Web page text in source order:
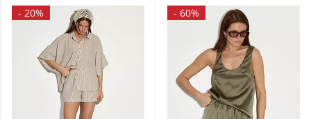
- 20% - 60%